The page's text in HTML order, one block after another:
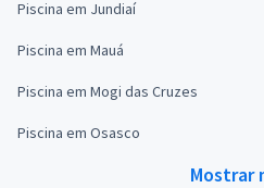
Piscina em Jundiaí
Piscina em Mauá
Piscina em Mogi das Cruzes
Piscina em Osasco
Mostrar